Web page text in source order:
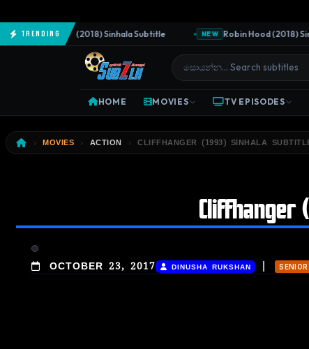
Trending
The Predator (2018) Sinhala Subtitle NEW Robin Hood (2018)
HOME MOVIES TV EPISODES
MOVIES ACTION CLIFFHANGER (1993) SINHALA
Cliffhanger
OCTOBER 23, 2017 DINUSHA RUKSHAN